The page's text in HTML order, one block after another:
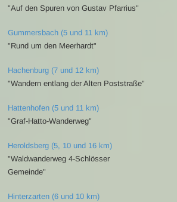
"Auf den Spuren von Gustav Pfarrius"
Gummersbach (5 und 11 km)
"Rund um den Meerhardt"
Hachenburg (7 und 12 km)
"Wandern entlang der Alten Poststraße"
Hattenhofen (5 und 11 km)
"Graf-Hatto-Wanderweg"
Heroldsberg (5, 10 und 16 km)
"Waldwanderweg 4-Schlösser
Gemeinde"
Hinterzarten (6 und 10 km)